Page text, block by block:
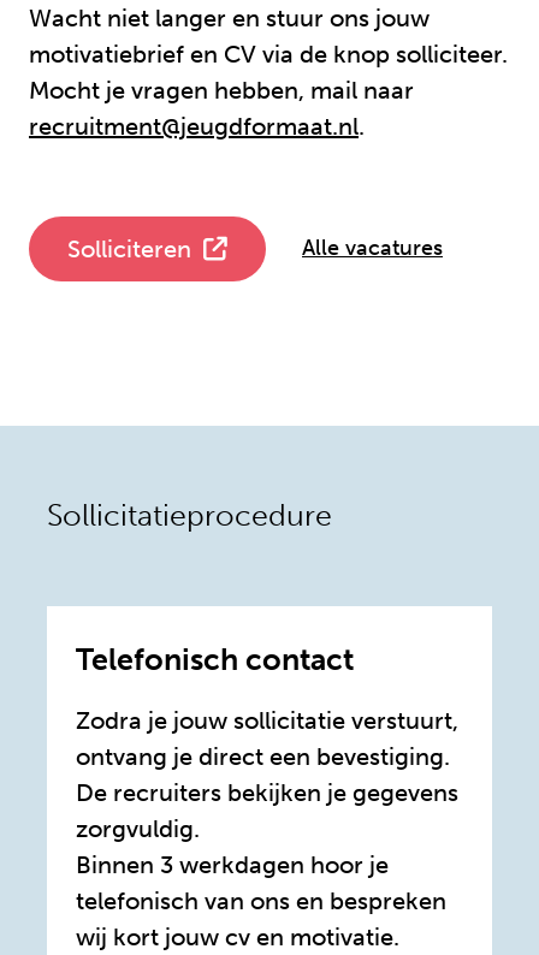
Wacht niet langer en stuur ons jouw
motivatiebrief en CV via de knop solliciteer.
Mocht je vragen hebben, mail naar
recruitment@jeugdformaat.nl.
Solliciteren Alle vacatures
Sollicitatieprocedure
Telefonisch contact
Zodra je jouw sollicitatie verstuurt,
ontvang je direct een bevestiging.
De recruiters bekijken je gegevens
zorgvuldig.
Binnen 3 werkdagen hoor je
telefonisch van ons en bespreken
wij kort jouw cv en motivatie.